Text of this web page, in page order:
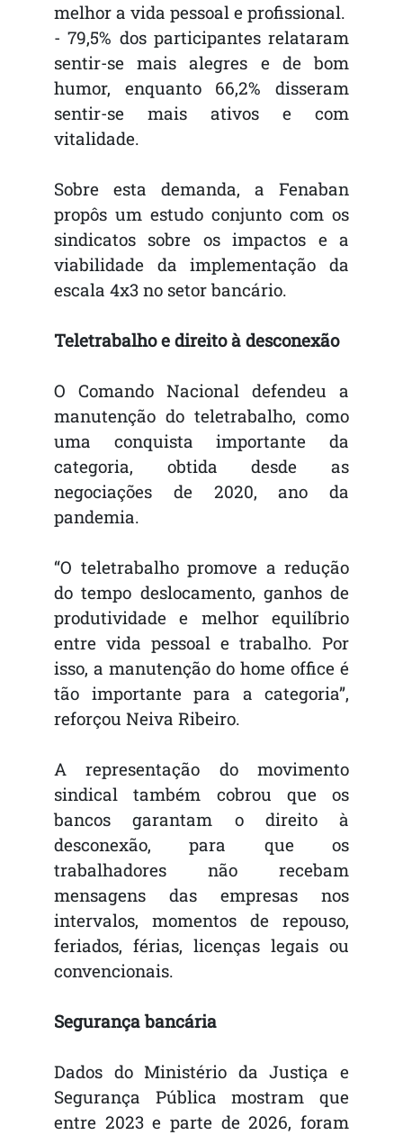
melhor a vida pessoal e profissional.
- 79,5% dos participantes relataram
sentir-se mais alegres e de bom
humor, enquanto 66,2% disseram
sentir-se mais ativos e com
vitalidade.
Sobre esta demanda, a Fenaban
propôs um estudo conjunto com os
sindicatos sobre os impactos e a
viabilidade da implementação da
escala 4x3 no setor bancário.
Teletrabalho e direito à desconexão
O Comando Nacional defendeu a
manutenção do teletrabalho, como
uma conquista importante da
categoria, obtida desde as
negociações de 2020, ano da
pandemia.
“O teletrabalho promove a redução
do tempo deslocamento, ganhos de
produtividade e melhor equilíbrio
entre vida pessoal e trabalho. Por
isso, a manutenção do home office é
tão importante para a categoria”,
reforçou Neiva Ribeiro.
A representação do movimento
sindical também cobrou que os
bancos garantam o direito à
desconexão, para que os
trabalhadores não recebam
mensagens das empresas nos
intervalos, momentos de repouso,
feriados, férias, licenças legais ou
convencionais.
Segurança bancária
Dados do Ministério da Justiça e
Segurança Pública mostram que
entre 2023 e parte de 2026, foram